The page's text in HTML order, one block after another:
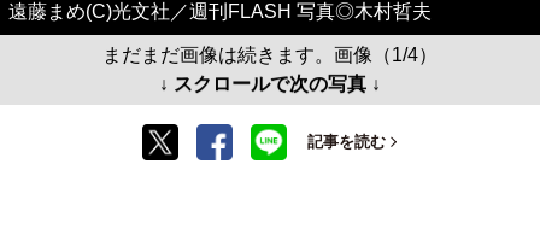
遠藤まめ(C)光文社／週刊FLASH 写真◎木村哲夫
まだまだ画像は続きます。画像（1/4）
↓ スクロールで次の写真 ↓
記事を読む